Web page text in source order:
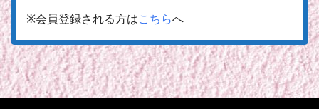
※会員登録される方はこちらへ